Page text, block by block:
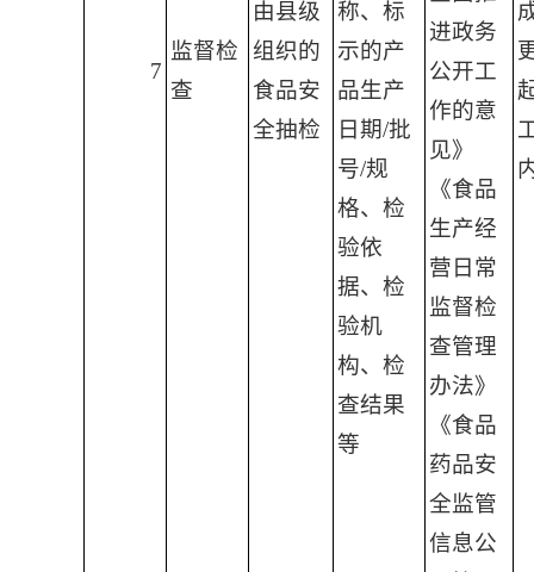
监督检
查
7
由县级
组织的
食品安
全抽检
称、标
示的产
品生产
日期/批
号/规
格、检
验依
据、检
验机
构、检
查结果
等
进政务
公开工
作的意
见》
《食品
生产经
营日常
监督检
查管理
办法》
《食品
药品安
全监管
信息公